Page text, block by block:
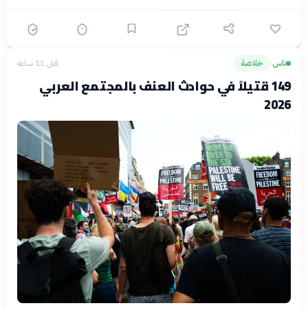
ناس› خلاصة قبل 11 ساعة
149 قتيلاً في حوادث العنف بالمجتمع العربي
2026